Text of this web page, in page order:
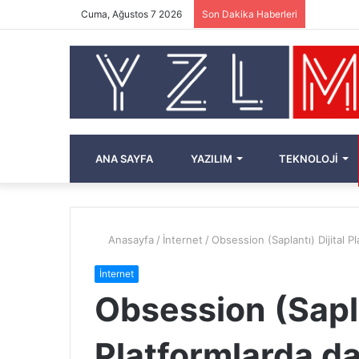
Cuma, Ağustos 7 2026 Son Dakika Haberleri
ANA SAYFA YAZILIM TEKNOLOJI
Anasayfa / İnternet / Obsession (Saplantı) Dijital
İnternet
Obsession